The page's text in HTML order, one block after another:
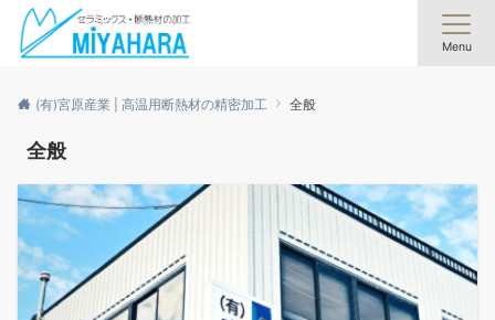
Menu
(有)宮原産業 | 高温用断熱材の精密加工 全般
全般